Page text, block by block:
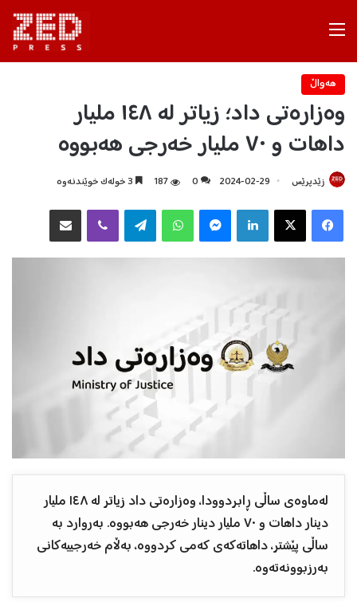
هه‌واڵ
وەزارەتی داد؛ زیاتر لە ١٤٨ ملیار
داهات و ٧٠ ملیار خەرجی هەبووە
زێدپرێس 2024-02-29
0
187
X
Telegram
لەماوەی ساڵی ڕابردوودا، وەزارەتی داد زیاتر لە ١٤٨ ملیار
دینار داهات و ٧٠ ملیار دینار خەرجی هەبووە. بەروارد بە
ساڵی پێشتر، داهاتەکەی کەمی کردووە، بەڵام خەرجییەکانی
بەرزبوونەتەوە.